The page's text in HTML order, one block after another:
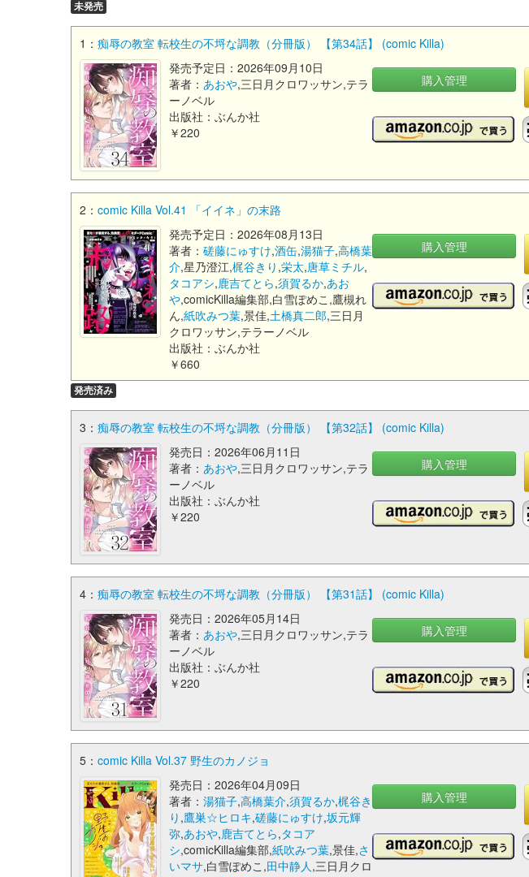
未発売
1： 痴辱の教室 転校生の不埒な調教（分冊版） 【第34話】 (comic Killa)
発売予定日：2026年09月10日
著者：あおや,三日月クロワッサン,テラ
ーノベル
出版社：ぶんか社
￥220
購入管理
2： comic Killa Vol.41 「イイネ」の末路
発売予定日：2026年08月13日
著者：磋藤にゅすけ,酒缶,湯猫子,高橋葉
介,星乃澄江,梶谷きり ,栄太,唐草ミチル,
タコアシ,鹿吉てとら,須賀るか,あお
や,comicKilla編集部,白雪ぽめこ,鷹槻れ
ん,紙吹みつ葉,景佳,土橋真二郎,三日月
クロワッサン,テラーノベル
出版社：ぶんか社
￥660
購入管理
発売済み
3： 痴辱の教室 転校生の不埒な調教（分冊版） 【第32話】 (comic Killa)
発売日：2026年06月11日
著者：あおや,三日月クロワッサン,テラ
ーノベル
出版社：ぶんか社
￥220
購入管理
4： 痴辱の教室 転校生の不埒な調教（分冊版） 【第31話】 (comic Killa)
発売日：2026年05月14日
著者：あおや,三日月クロワッサン,テラ
ーノベル
出版社：ぶんか社
￥220
購入管理
5： comic Killa Vol.37 野生のカノジョ
発売日：2026年04月09日
著者：湯猫子,高橋葉介,須賀るか,梶谷き
り ,鷹巣☆ヒロキ,磋藤にゅすけ,坂元輝
弥,あおや,鹿吉てとら,タコア
シ,comicKilla編集部,紙吹みつ葉,景佳,さ
いマサ,白雪ぽめこ,田中静人,三日月クロ
購入管理